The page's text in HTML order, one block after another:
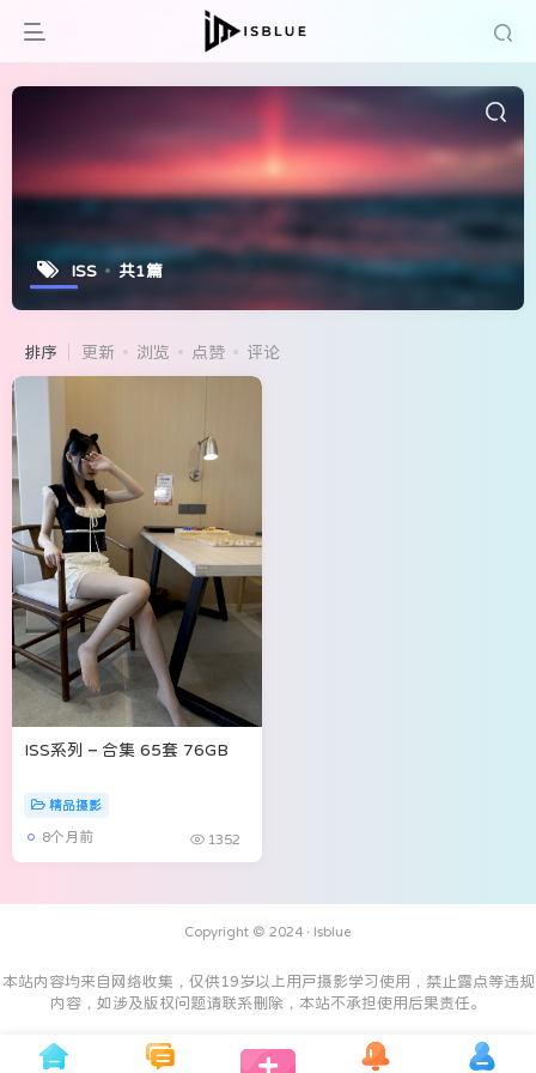
ISS 共1篇
排序 更新 浏览 点赞 评论
ISS系列 – 合集 65套 76GB
精品摄影
8个月前 1352
Copyright © 2024 · Isblue
本站内容均来自网络收集，仅供19岁以上用户摄影学习使用，禁止露点等违规
内容，如涉及版权问题请联系删除，本站不承担使用后果责任。